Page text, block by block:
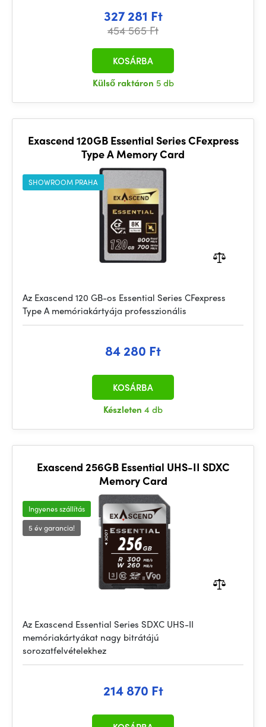
327 281 Ft
454 565 Ft
Külső raktáron 5 db
KOSÁRBA
Exascend 120GB Essential Series CFexpress
Type A Memory Card
SHOWROOM PRAHA
Az Exascend 120 GB-os Essential Series CFexpress
Type A memóriakártyája professzionális
84 280 Ft
Készleten 4 db
KOSÁRBA
Exascend 256GB Essential UHS-II SDXC
Memory Card
Ingyenes szállítás
5 év garancia!
Az Exascend Essential Series SDXC UHS-II
memóriakártyákat nagy bitrátájú
sorozatfelvételekhez
214 870 Ft